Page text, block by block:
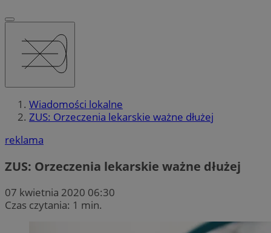
Wiadomości lokalne
ZUS: Orzeczenia lekarskie ważne dłużej
reklama
ZUS: Orzeczenia lekarskie ważne dłużej
07 kwietnia 2020 06:30
Czas czytania: 1 min.